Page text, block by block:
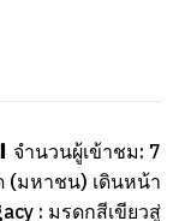
จำนวนผู้เข้าชม: 7
(มหาชน) เดินหน้า
: มรดกสีเขียวสู่